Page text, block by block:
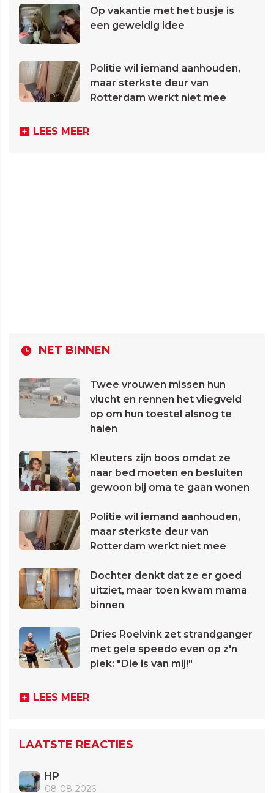
Op vakantie met het busje is
een geweldig idee
Politie wil iemand aanhouden,
maar sterkste deur van
Rotterdam werkt niet mee
LEES MEER
NET BINNEN
Twee vrouwen missen hun
vlucht en rennen het vliegveld
op om hun toestel alsnog te
halen
Kleuters zijn boos omdat ze
naar bed moeten en besluiten
gewoon bij oma te gaan wonen
Politie wil iemand aanhouden,
maar sterkste deur van
Rotterdam werkt niet mee
Dochter denkt dat ze er goed
uitziet, maar toen kwam mama
binnen
Dries Roelvink zet strandganger
met gele speedo even op z'n
plek: "Die is van mij!"
LEES MEER
LAATSTE REACTIES
HP
08-08-2026